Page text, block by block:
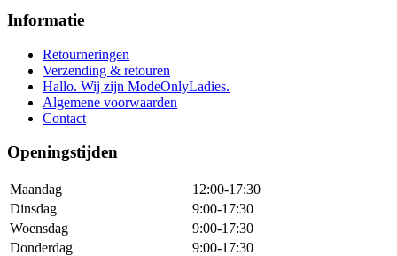
Informatie
Retourneringen
Verzending & retouren
Hallo. Wij zijn ModeOnlyLadies.
Algemene voorwaarden
Contact
Openingstijden
Maandag
12:00-17:30
Dinsdag
9:00-17:30
Woensdag
9:00-17:30
Donderdag
9:00-17:30